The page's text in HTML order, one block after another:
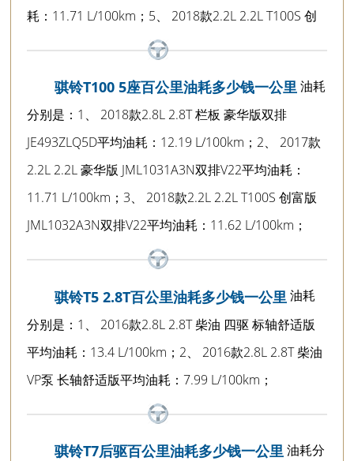
耗：11.71 L/100km；5、 2018款2.2L 2.2L T100S 创
骐铃T100 5座百公里油耗多少钱一公里 油耗
分别是：1、 2018款2.8L 2.8T 栏板 豪华版双排
JE493ZLQ5D平均油耗：12.19 L/100km；2、 2017款
2.2L 2.2L 豪华版 JML1031A3N双排V22平均油耗：
11.71 L/100km；3、 2018款2.2L 2.2L T100S 创富版
JML1032A3N双排V22平均油耗：11.62 L/100km；
骐铃T5 2.8T百公里油耗多少钱一公里 油耗
分别是：1、 2016款2.8L 2.8T 柴油 四驱 标轴舒适版
平均油耗：13.4 L/100km；2、 2016款2.8L 2.8T 柴油
VP泵 长轴舒适版平均油耗：7.99 L/100km；
骐铃T7后驱百公里油耗多少钱一公里 油耗分